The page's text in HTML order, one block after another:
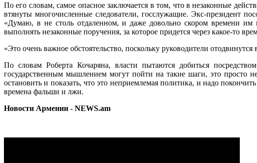
По его словам, самое опасное заключается в том, что в незаконные
втянуты многочисленные следователи, госслужащие. Экс-президент
«Думаю, в не столь отдаленном, и даже довольно скором времени им
выполнять незаконные поручения, за которое придется через какое-то
«Это очень важное обстоятельство, поскольку руководители
По словам Роберта Кочаряна, власти пытаются добиться
государственным мышлением могут пойти на такие шаги, это
остановить и показать, что это неприемлемая политика, и надо
времена фальши и лжи.
Новости Армении - NEWS.am